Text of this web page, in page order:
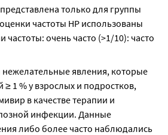
только для группы
частоты HP использованы
частоты: очень часто (>1/10): часто
явления, которые
≥ 1 % у взрослых и подростков,
в качестве терапии и
инфекции. Данные
либо более часто наблюдались